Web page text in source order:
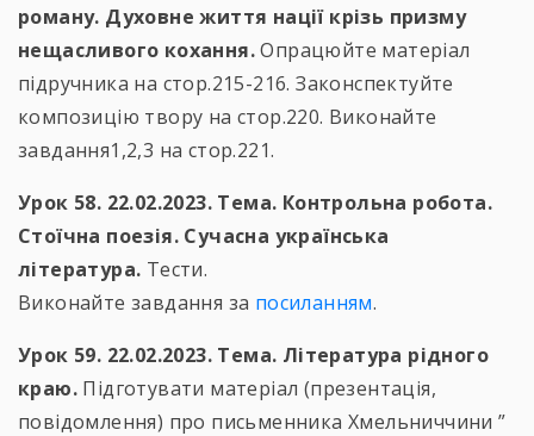
роману. Духовне життя нації крізь призму
нещасливого кохання.Опрацюйте матеріал
підручника на стор.215-216. Законспектуйте
композицію твору на стор.220. Виконайте
завдання1,2,3 на стор.221.
Урок 58. 22.02.2023. Тема. Контрольна робота.
Стоїчна поезія. Сучасна українська
література. Тести.
Виконайте завдання за посиланням.
Урок 59. 22.02.2023. Тема. Література рідного
краю. Підготувати матеріал (презентація,
повідомлення) про письменника Хмельниччини ”